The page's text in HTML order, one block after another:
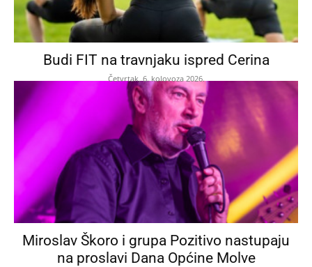
Budi FIT na travnjaku ispred Cerina
Četvrtak, 6. kolovoza 2026.
Miroslav Škoro i grupa Pozitivo nastupaju
na proslavi Dana Općine Molve